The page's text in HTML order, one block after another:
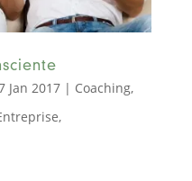
Jan 2017| Coaching,
,